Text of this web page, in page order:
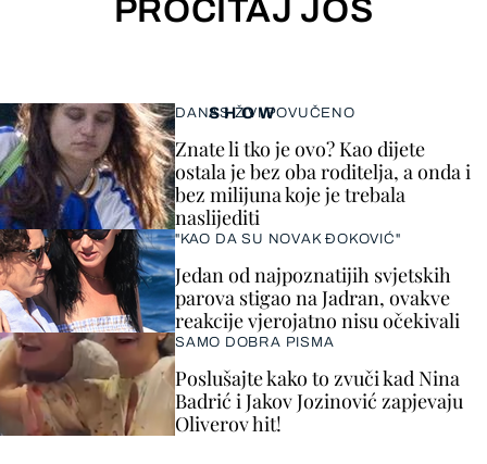
PROČITAJ JOŠ
SHOW
DANAS ŽIVI POVUČENO
Znate li tko je ovo? Kao dijete
ostala je bez oba roditelja, a onda i
bez milijuna koje je trebala
naslijediti
"KAO DA SU NOVAK ĐOKOVIĆ"
Jedan od najpoznatijih svjetskih
parova stigao na Jadran, ovakve
reakcije vjerojatno nisu očekivali
SAMO DOBRA PISMA
Poslušajte kako to zvuči kad Nina
Badrić i Jakov Jozinović zapjevaju
Oliverov hit!